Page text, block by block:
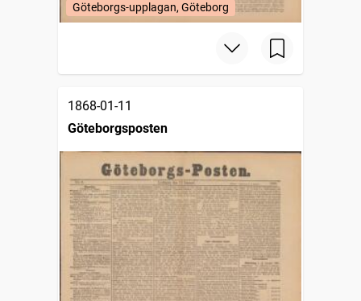
Göteborgs-upplagan, Göteborg
1868-01-11
Göteborgsposten